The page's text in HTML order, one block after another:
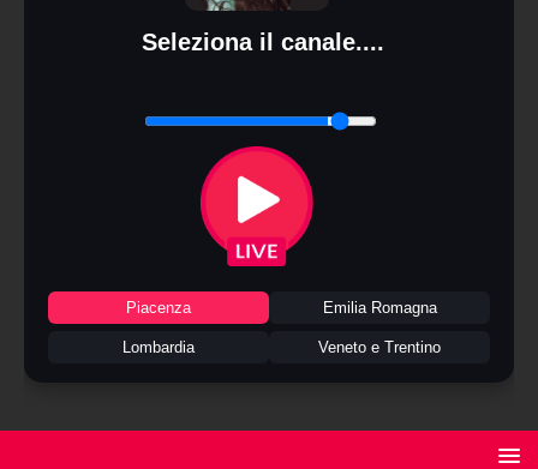
Seleziona il canale....
Piacenza Emilia Romagna
Lombardia Veneto e Trentino